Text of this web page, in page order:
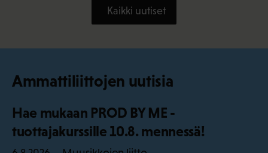
Kaikki uutiset
Ammattiliittojen uutisia
Hae mukaan PROD BY ME -
tuottajakurssille 10.8. mennessä!